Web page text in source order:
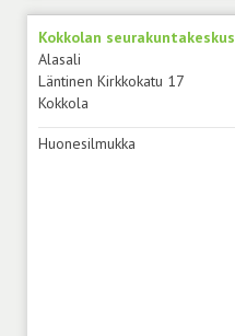
Kokkolan seurakuntakeskus
Alasali
Läntinen Kirkkokatu 17
Kokkola
Huonesilmukka